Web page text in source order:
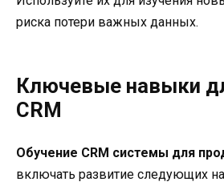
риска потери важных данных.
Ключевые навыки
CRM
Обучение CRM системы для
включать развитие следующих